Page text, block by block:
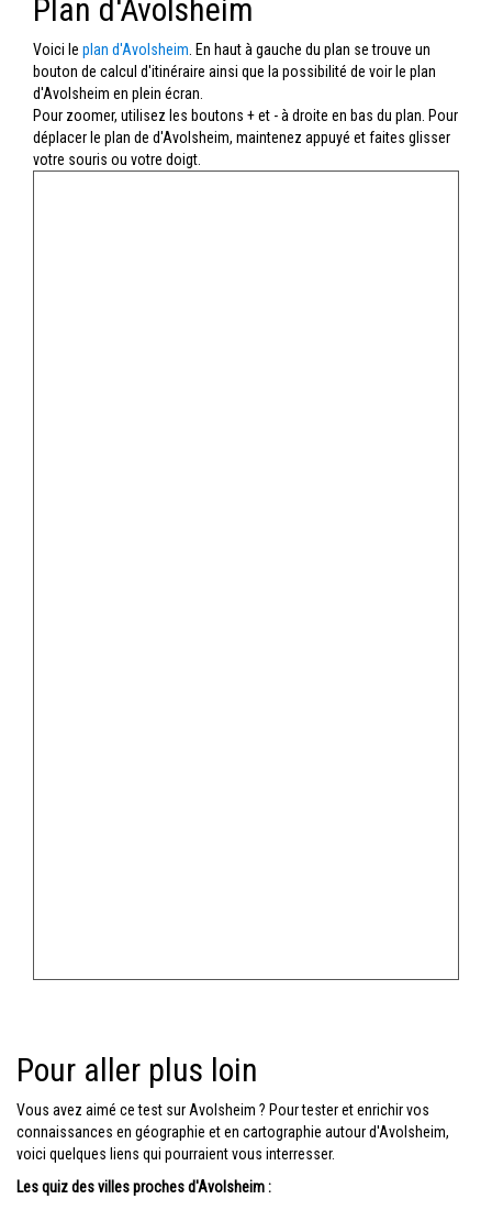
Plan d'Avolsheim
Voici le plan d'Avolsheim . En haut à gauche du plan se trouve un
bouton de calcul d'itinéraire ainsi que la possibilité de voir le plan
d'Avolsheim en plein écran.
Pour zoomer, utilisez les boutons + et - à droite en bas du plan. Pour
déplacer le plan de d'Avolsheim, maintenez appuyé et faites glisser
votre souris ou votre doigt.
Pour aller plus loin
Vous avez aimé ce test sur Avolsheim ? Pour tester et enrichir vos
connaissances en géographie et en cartographie autour d'Avolsheim,
voici quelques liens qui pourraient vous interresser.
Les quiz des villes proches d'Avolsheim :